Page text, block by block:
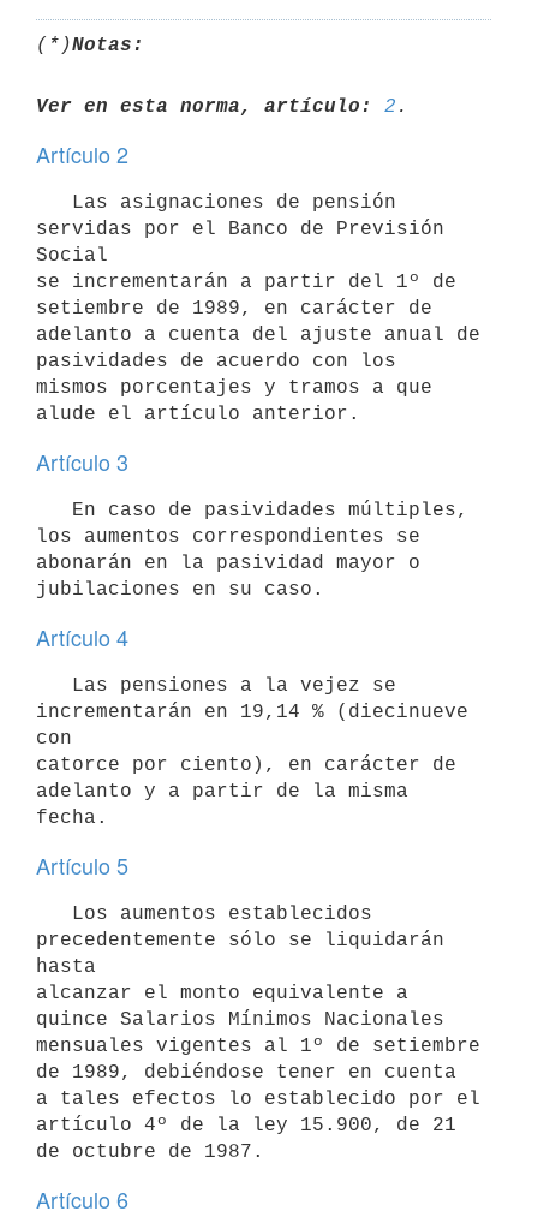
(*)Notas:
Ver en esta norma, artículo: 2
Artículo 2
servidas por el Banco de Previsión
Social
se incrementarán a partir del 1º de
setiembre de 1989, en carácter de
adelanto a cuenta del ajuste anual de
pasividades de acuerdo con los
mismos porcentajes y tramos a que
Artículo 3
los aumentos correspondientes se
abonarán en la pasividad mayor o
Artículo 4
incrementarán en 19,14 % (diecinueve
con
catorce por ciento), en carácter de
adelanto y a partir de la misma
Artículo 5
precedentemente sólo se liquidarán
hasta
alcanzar el monto equivalente a
quince Salarios Mínimos Nacionales
mensuales vigentes al 1º de setiembre
de 1989, debiéndose tener en cuenta
a tales efectos lo establecido por el
artículo 4º de la ley 15.900, de 21
Artículo 6